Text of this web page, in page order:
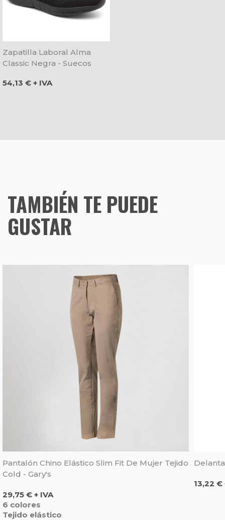
Zapatilla Laboral Alma
Classic Negra - Suecos
Precio
54,13 € + IVA
TAMBIÉN TE PUEDE
GUSTAR
Pantalón Chino Elástico Slim Fit De Mujer Tejido
Cold - Gary's
Precio
29,75 € + IVA
6 colores
Tejido elástico
Precio
13,22 €